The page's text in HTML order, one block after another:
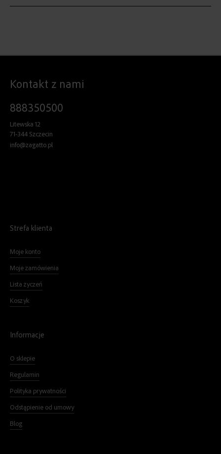
Kontakt z nami
888350500
Litewska 12
71-344 Szczecin
info@zagatto.pl
Strefa klienta
Moje konto
Moje zamówienia
Lista życzeń
Koszyk
Informacje
O sklepie
Regulamin
Polityka prywatności
Odstąpienie od umowy
Blog